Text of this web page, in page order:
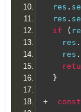
res .
res .
if
(
res .
res .
}
+ const